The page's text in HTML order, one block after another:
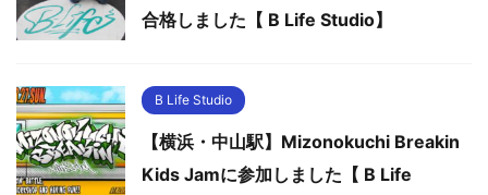
合格しました【 B Life Studio】
B Life Studio
【横浜・中山駅】Mizonokuchi Breakin
Kids Jamに参加しました【 B Life